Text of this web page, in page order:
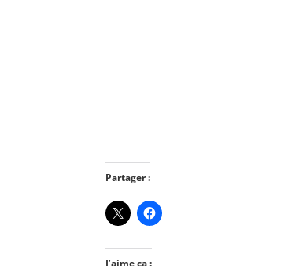
Partager :